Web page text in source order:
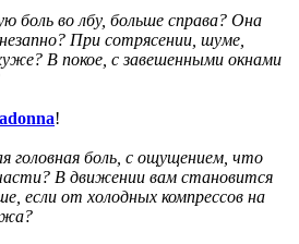
боль во лбу, больше справа? Она
При сотрясении, шуме,
В покое, с завешенными окнами
!
головная боль, с ощущением, что
В движении вам становится
если от холодных компрессов на